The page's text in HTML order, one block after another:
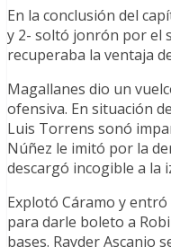
En la conclusión del
y 2- soltó jonrón por el
recuperaba la ventaja
Magallanes dio un
ofensiva. En situación
Luis Torrens sonó
Núñez le imitó por la
descargó incogible a la
Explotó Cáramo y
para darle boleto a
bases. Rayder Ascanio